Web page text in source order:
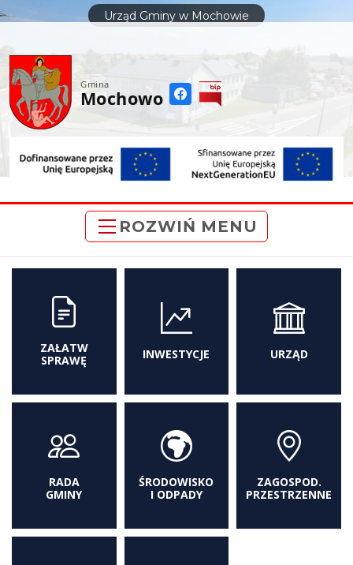
treści
Urząd Gminy w Mochowie
Gmina
Mochowo
ROZWIŃ MENU
ZAŁATW
SPRAWĘ
INWESTYCJE URZĄD
RADA
GMINY
ŚRODOWISKO
I ODPADY
ZAGOSPOD.
PRZESTRZENNE